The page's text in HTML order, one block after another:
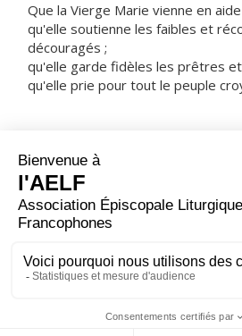
Que la Vierge Marie vienne en
qu'elle soutienne les faibles et
découragés ;
qu'elle garde fidèles les prêtres
qu'elle prie pour tout le peuple
ORAISON
Seigneur, tu as voulu que ton
sein de la Vierge Marie ; puisque
accorde-nous d'être participants
qui règne.